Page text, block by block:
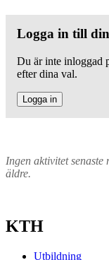
Logga in till
Du är inte inloggad
efter dina val.
Logga in
Ingen aktivitet
äldre.
KTH
Utbildning